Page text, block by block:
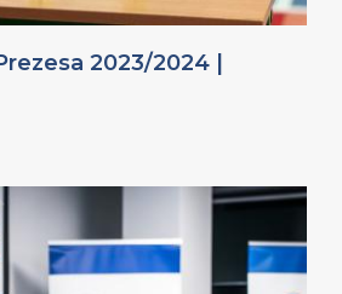
2023/2024 |